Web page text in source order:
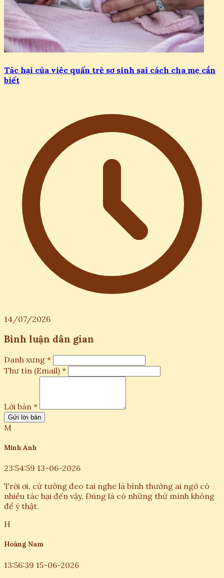
Tác hại của việc quấn trẻ sơ sinh sai cách cha mẹ cần
biết
14/07/2026
Bình luận dân gian
Danh xưng *
Thư tín (Email) *
Lời bàn *
Gửi lời bàn
M
Minh Anh
23:54:59 13-06-2026
Trời ơi, cứ tưởng đeo tai nghe là bình thường ai ngờ có
nhiều tác hại đến vậy. Đúng là có những thứ mình không
để ý thật.
H
Hoàng Nam
13:56:39 15-06-2026